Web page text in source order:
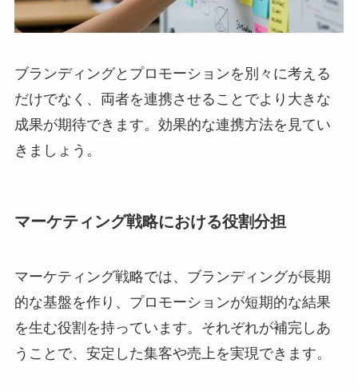
ブランディングとプロモーションを別々に考える
だけでなく、両者を連携させることでより大きな
成果が期待できます。効果的な連携方法を見てい
きましょう。
マーケティング戦略における役割分担
マーケティング戦略では、ブランディングが長期
的な基盤を作り、プロモーションが短期的な結果
を生む役割を持っています。それぞれが補完しあ
うことで、安定した集客や売上を実現できます。